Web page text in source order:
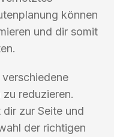
können
und dir somit
zu reduzieren.
zur Seite und
der richtigen